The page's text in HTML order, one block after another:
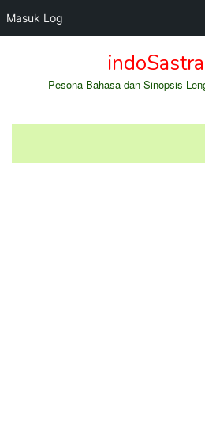
Masuk Log
Pesona Bahasa dan Sinopsis